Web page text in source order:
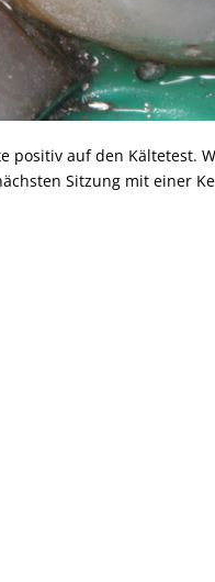
positiv auf den Kältetest.
Sitzung mit einer